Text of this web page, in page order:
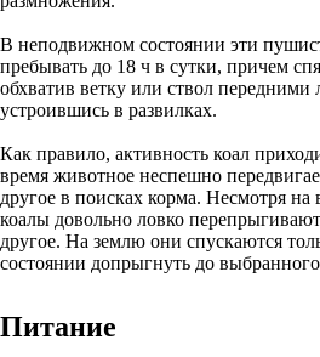
В неподвижном состоянии эти
пребывать до 18 ч в сутки, причем
обхватив ветку или ствол
устроившись в развилках.
Как правило, активность коал
время животное неспешно
другое в поисках корма. Несмотря
коалы довольно ловко
другое. На землю они спускаются
состоянии допрыгнуть до выбранного
Питание